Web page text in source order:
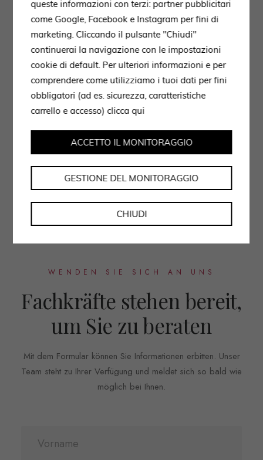
WENDEN SIE SICH AN UNS
Fachkräfte stehen bereit,
um Sie zu beraten
Mit dem Formular können Sie Informationen erbitten. Unser
Team steht zu Ihrer Verfügung und meldet sich so bald wie
möglich bei Ihnen.
queste informazioni con terzi: partner pubblicitari
come Google, Facebook e Instagram per fini di
marketing. Cliccando il pulsante "Chiudi"
continuerai la navigazione con le impostazioni
cookie di default. Per ulteriori informazioni e per
comprendere come utilizziamo i tuoi dati per fini
obbligatori (ad es. sicurezza, caratteristiche
carrello e accesso)clicca qui
CHIUDI
GESTIONE DEL MONITORAGGIO
ACCETTO IL MONITORAGGIO